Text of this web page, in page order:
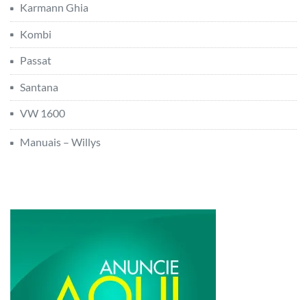
Karmann Ghia
Kombi
Passat
Santana
VW 1600
Manuais – Willys